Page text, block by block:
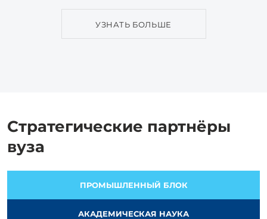
УЗНАТЬ БОЛЬШЕ
Стратегические партнёры
вуза
ПРОМЫШЛЕННЫЙ БЛОК
АКАДЕМИЧЕСКАЯ НАУКА